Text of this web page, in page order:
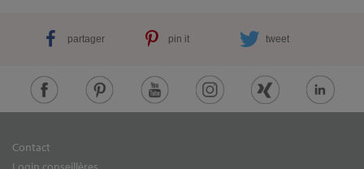
partager pin it tweet
Contact